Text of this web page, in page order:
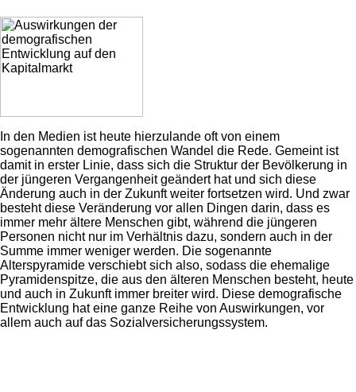
In den Medien ist heute hierzulande oft von einem
sogenannten demografischen Wandel die Rede. Gemeint ist
damit in erster Linie, dass sich die Struktur der Bevölkerung in
der jüngeren Vergangenheit geändert hat und sich diese
Änderung auch in der Zukunft weiter fortsetzen wird. Und zwar
besteht diese Veränderung vor allen Dingen darin, dass es
immer mehr ältere Menschen gibt, während die jüngeren
Personen nicht nur im Verhältnis dazu, sondern auch in der
Summe immer weniger werden. Die sogenannte
Alterspyramide verschiebt sich also, sodass die ehemalige
Pyramidenspitze, die aus den älteren Menschen besteht, heute
und auch in Zukunft immer breiter wird. Diese demografische
Entwicklung hat eine ganze Reihe von Auswirkungen, vor
allem auch auf das Sozialversicherungssystem.